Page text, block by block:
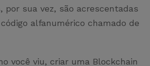
por sua vez, são acrescentadas
alfanumérico chamado de
você viu, criar uma Blockchain